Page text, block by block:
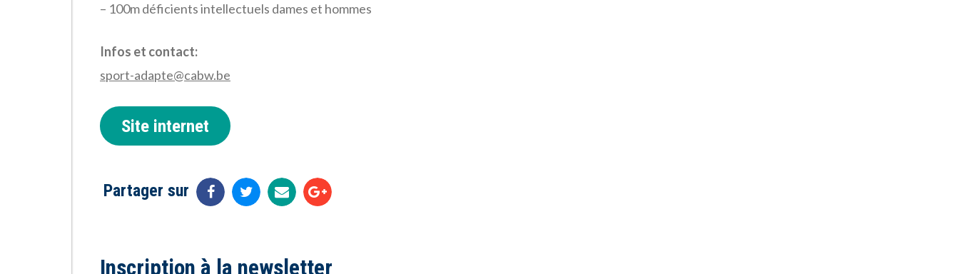
– 100m déficients intellectuels dames et hommes
Infos et contact:
sport-adapte@cabw.be
Site internet
Partager sur
Inscription à la newsletter